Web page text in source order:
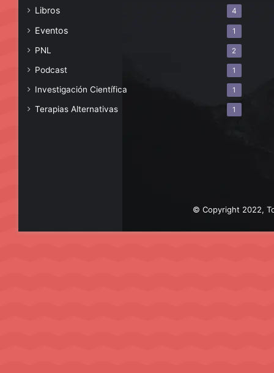
Libros 4
Eventos 1
PNL 2
Podcast 1
Investigación Científica 1
Terapias Alternativas 1
© Copyright 2022,